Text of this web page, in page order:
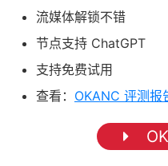
流媒体解锁不错
节点支持 ChatGPT
支持免费试用
查看： OKANC 评测报